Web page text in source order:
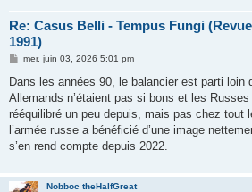
Re: Casus Belli - Tempus Fungi
1991)
M
s
a
g
mer. juin 03, 2026 5:01 pm
Dans les années 90, le balancier est parti loin
Allemands n’étaient pas si bons et les
rééquilibré un peu depuis, mais pas chez tout
l’armée russe a bénéficié d’une image
s’en rend compte depuis 2022.
Nobboc theHalfGreat